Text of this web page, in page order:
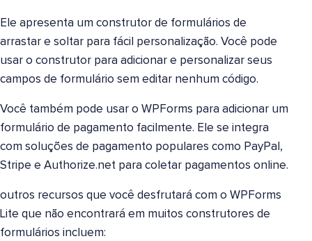
Ele apresenta um construtor de formulários de
arrastar e soltar para fácil personalização. Você pode
usar o construtor para adicionar e personalizar seus
campos de formulário sem editar nenhum código.
Você também pode usar o WPForms para adicionar um
formulário de pagamento facilmente. Ele se integra
com soluções de pagamento populares como PayPal,
Stripe e Authorize.net para coletar pagamentos online.
outros recursos que você desfrutará com o WPForms
Lite que não encontrará em muitos construtores de
formulários incluem: